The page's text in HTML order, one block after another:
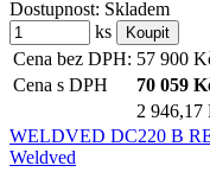
Dostupnost: Skladem
ks
Cena bez DPH: 57 900
Cena s DPH
70 059
2 946,17
WELDVED DC220 B
Weldved